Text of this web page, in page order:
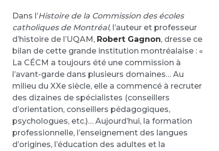
Dans l’Histoire de la Commission des écoles
catholiques de Montréal, l’auteur et professeur
d’histoire de l’UQAM, Robert Gagnon, dresse ce
bilan de cette grande institution montréalaise : «
La CÉCM a toujours été une commission à
l’avant-garde dans plusieurs domaines… Au
milieu du XXe siècle, elle a commencé à recruter
des dizaines de spécialistes (conseillers
d’orientation, conseillers pédagogiques,
psychologues, etc.)… Aujourd’hui, la formation
professionnelle, l’enseignement des langues
d’origines, l’éducation des adultes et la